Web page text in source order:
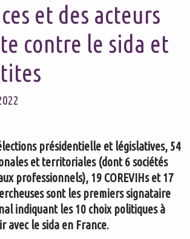
et des acteurs
contre le sida et
présidentielle et législatives, 54
et territoriales (dont 6 sociétés
professionnels), 19 COREVIHs et 17
sont les premiers signataire
indiquant les 10 choix politiques à
avec le sida en France.